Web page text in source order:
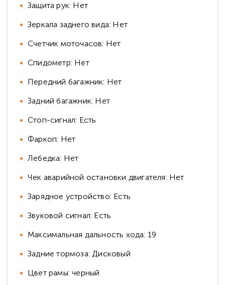
Защита рук: Нет
Зеркала заднего вида: Нет
Счетчик моточасов: Нет
Спидометр: Нет
Передний багажник: Нет
Задний багажник: Нет
Стоп-сигнал: Есть
Фаркоп: Нет
Лебедка: Нет
Чек аварийной остановки двигателя: Нет
Зарядное устройство: Есть
Звуковой сигнал: Есть
Максимальная дальность хода: 19
Задние тормоза: Дисковый
Цвет рамы: черный